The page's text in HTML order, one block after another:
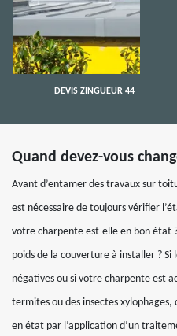
DEVIS ZINGUEUR 44
Quand devez-vous
Avant d’entamer des travaux sur
est nécessaire de toujours vérifier
votre charpente est-elle en bon état
poids de la couverture à installer ? Si
négatives ou si votre charpente est
termites ou des insectes
en état par l’application d’un